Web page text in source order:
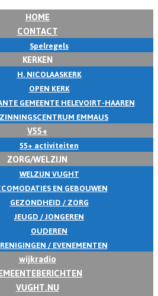
HOME
CONTACT
Spelregels
KERKEN
H. NICOLAASKERK
OPEN KERK
GEMEENTE HELEVOIRT-HAAREN
EMMAUS
V55+
55+ activiteiten
ZORG/WELZIJN
WELZIJN VUGHT
EN GEBOUWEN
GEZONDHEID / ZORG
JEUGD / JONGEREN
OUDEREN
/ EVENEMENTEN
wijkradio
VUGHT.NU